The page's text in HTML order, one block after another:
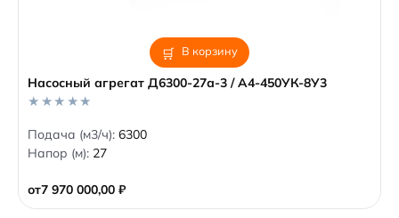
В корзину
Насосный агрегат Д6300-27а-3 / А4-450УК-8У3
от7 970 000,00 ₽
0
o
u
f
5
Подача (м3/ч): 6300
Напор (м): 27